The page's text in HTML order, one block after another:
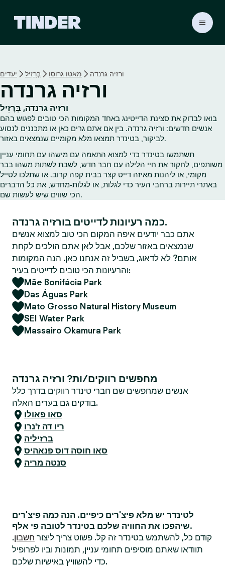
ת
ש
ל
י
נ
ד
יעדים בְּרָזִיל מאטו גרוסו ורזיה גרנדה
ורזיה גרנדה
ורזיה גרנדה, בְּרָזִיל
בואו לבדוק את סצינת הדייטינג באחד המקומות הכי טובים לפגוש בהם
אנשים חדשים: ורזיה גרנדה. בין אם אתם גרים כאן או מתכננים לנסוע
לביקור, בטינדר תמצאו מלא מקומיים שנמצאים באזור.
תשתמשו בטינדר כדי למצוא התאמה עם מישהו עם תחומי עניין
משותפים, לחקור את חיי הלילה עם חבר חדש, לשבת לשתות משהו בבר
מקומי, או ליהנות מאיזה דייט קצר בבית קפה קרוב. או שתלכו לטייל
באתרי תיירות ברחבי העיר כדי לגלות, או לגלות‑מחדש, את כל הדברים
הכי שווים שיש לעשות שם.
כמה רעיונות לדייטים בורזיה גרנדה.
אתם כבר יודעים איפה המקום הכי טוב למצוא אנשים
שנמצאים באזור שלכם, אבל לאן אתם הולכים לקחת
אותם? לא לדאוג, בשביל זה אנחנו כאן. הנה המקומות
והרעיונות הכי טובים לדייטים בעיר:
Mãe Bonifácia Park
Das Águas Park
Mato Grosso Natural History Museum
SEI Water Park
Massairo Okamura Park
מחפשים רווקים/ות? ורזיה גרנדה
אנשים שמחפשים שם חברי טינדר רווקים בדרך כלל
בודקים גם בערים האלה.
סאו פאולו
ריו דה ז'נרו
ברזיליה
סאו חוסה דוס פנאהיס
סנטה מריה
לטינדר יש מלא פיצ'רים כיפיים. הנה כמה פיצ'רים
שיהפכו את החוויה שלכם בטינדר לטובה פי אלף.
קודם כל, להשתמש בטינדר זה קל. פשוט צריך ליצור חשבון.
תוודאו שאתם מוסיפים תחומי עניין, תמונות וביו לפרופיל
כדי להשוויץ באישיות שלכם.